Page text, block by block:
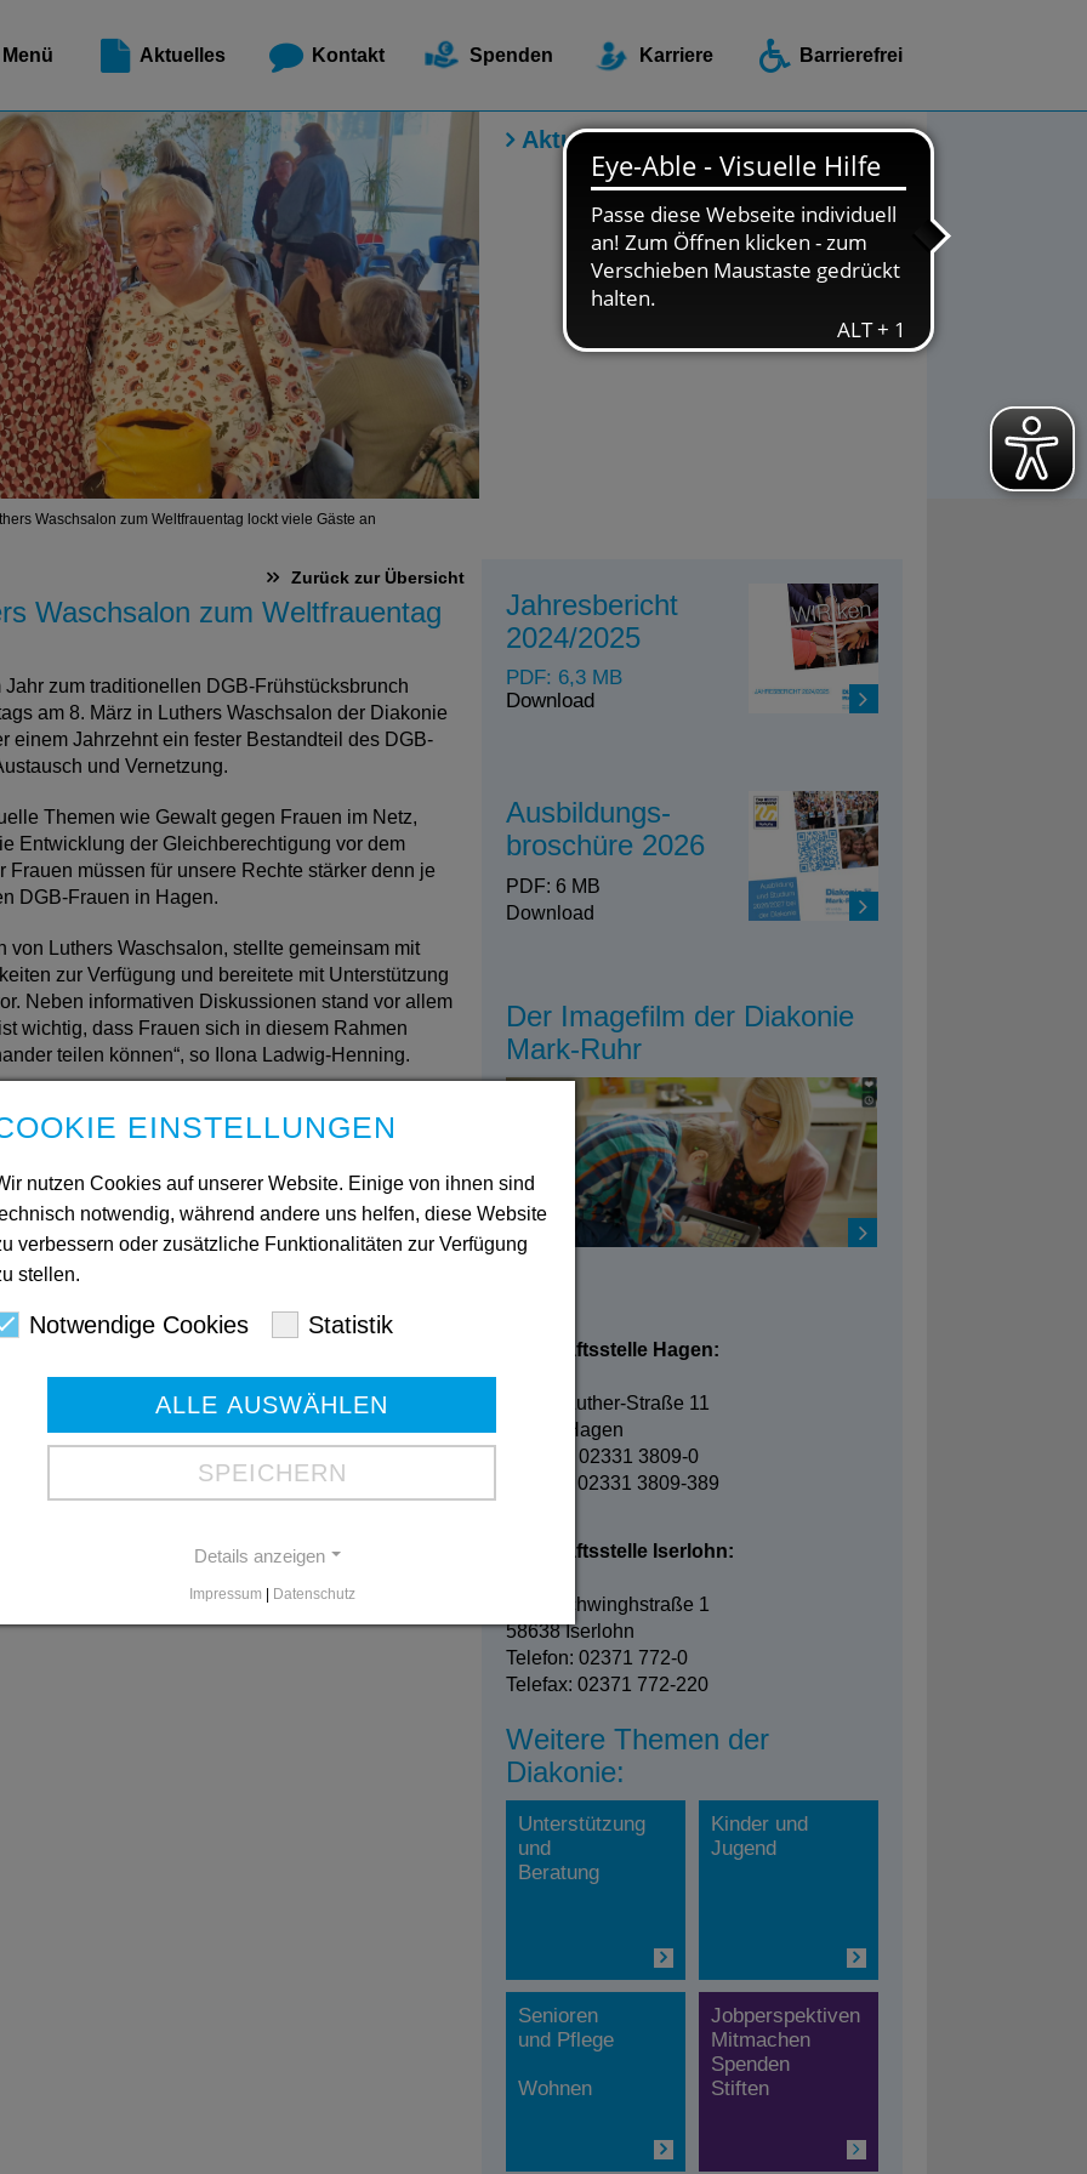
Menü Aktuelles Kontakt Spenden Karriere Barrierefrei
Meldestellen / Beratungsstellen
Aktuelles
Waschsalon zum Weltfrauentag lockt viele Gäste an
Zurück zur Übersicht
Waschsalon zum Weltfrauentag
zum traditionellen DGB-Frühstücksbrunch
am 8. März in Luthers Waschsalon der Diakonie
einem Jahrzehnt ein fester Bestandteil des DGB-
und Vernetzung.
Themen wie Gewalt gegen Frauen im Netz,
Entwicklung der Gleichberechtigung vor dem
Frauen müssen für unsere Rechte stärker denn je
DGB-Frauen in Hagen.
von Luthers Waschsalon, stellte gemeinsam mit
zur Verfügung und bereitete mit Unterstützung
Neben informativen Diskussionen stand vor allem
wichtig, dass Frauen sich in diesem Rahmen
teilen können“, so Ilona Ladwig-Henning.
Ladwig-Henning begrüßten zahlreiche Gäste zum
Jahresbericht
2024/2025
PDF: 6,3 MB
Download
Ausbildungs-
broschüre 2026
PDF: 6 MB
Download
Der Imagefilm der Diakonie
Mark-Ruhr
Geschäftsstelle Hagen:
Martin-Luther-Straße 11
58095 Hagen
Telefon: 02331 3809-0
Telefax: 02331 3809-389
Geschäftsstelle Iserlohn:
Bodelschwinghstraße 1
58638 Iserlohn
Telefon: 02371 772-0
Telefax: 02371 772-220
Weitere Themen der
Diakonie:
Unterstützung
und
Beratung
Kinder und
Jugend
Senioren
und Pflege
Wohnen
Jobperspektiven
Mitmachen
Spenden
Stiften
EINSTELLUNGEN
nutzen Cookies auf unserer Website. Einige von ihnen sind
notwendig, während andere uns helfen, diese Website
verbessern oder zusätzliche Funktionalitäten zur Verfügung
stellen.
Notwendige Cookies Statistik
ALLE AUSWÄHLEN
SPEICHERN
Details anzeigen
Impressum Datenschutz